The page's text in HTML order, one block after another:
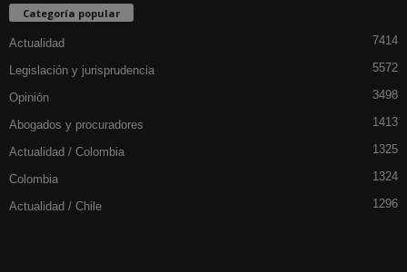
Categoría popular
Actualidad 7414
Legislación y jurisprudencia 5572
Opinión 3498
Abogados y procuradores 1413
Actualidad / Colombia 1325
Colombia 1324
Actualidad / Chile 1296